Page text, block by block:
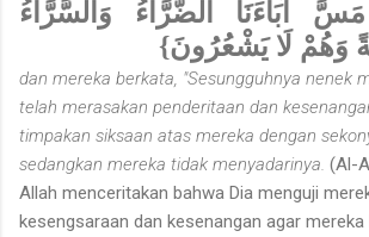
آبَاءَنَا الضَّرَّاءُ وَالسَّرَّاءُ
وَهُمْ لَا يَشْعُرُونَ}
dan mereka berkata, "Sesungguhnya nenek
telah merasakan penderitaan dan
timpakan siksaan atas mereka dengan
sedangkan mereka tidak menyadarinya. (Al-
Allah menceritakan bahwa Dia menguji
kesengsaraan dan kesenangan agar mereka